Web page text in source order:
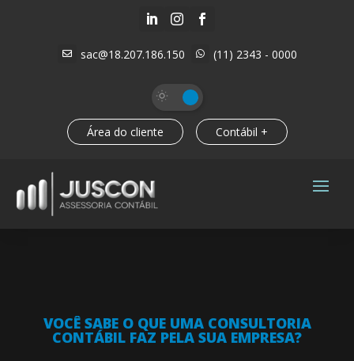
  
 sac@18.207.186.150  (11) 2343 - 0000
Área do cliente Contábil +
VOCÊ SABE O QUE UMA CONSULTORIA
CONTÁBIL FAZ PELA SUA EMPRESA?